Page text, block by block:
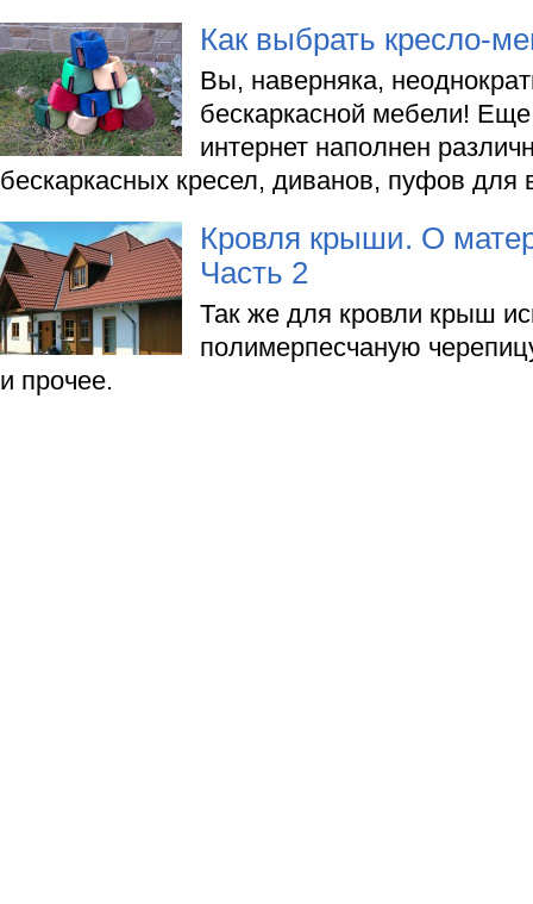
Как выбрать кресло-
Вы, наверняка,
бескаркасной мебели!
интернет наполнен
бескаркасных кресел, диванов, пуфов для
Кровля крыши. О
Часть 2
Так же для кровли крыш
полимерпесчаную
и прочее.